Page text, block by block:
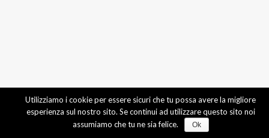
Utilizziamo i cookie per essere sicuri che tu possa avere la migliore
esperienza sul nostro sito. Se continui ad utilizzare questo sito noi
assumiamo che tu ne sia felice.
Ok